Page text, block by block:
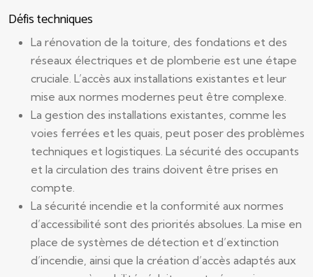
Défis techniques
La rénovation de la toiture, des fondations et des
réseaux électriques et de plomberie est une étape
cruciale. L’accès aux installations existantes et leur
mise aux normes modernes peut être complexe.
La gestion des installations existantes, comme les
voies ferrées et les quais, peut poser des problèmes
techniques et logistiques. La sécurité des occupants
et la circulation des trains doivent être prises en
compte.
La sécurité incendie et la conformité aux normes
d’accessibilité sont des priorités absolues. La mise en
place de systèmes de détection et d’extinction
d’incendie, ainsi que la création d’accès adaptés aux